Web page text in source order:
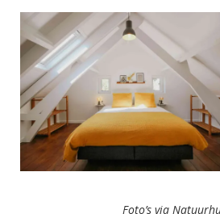
Foto’s via